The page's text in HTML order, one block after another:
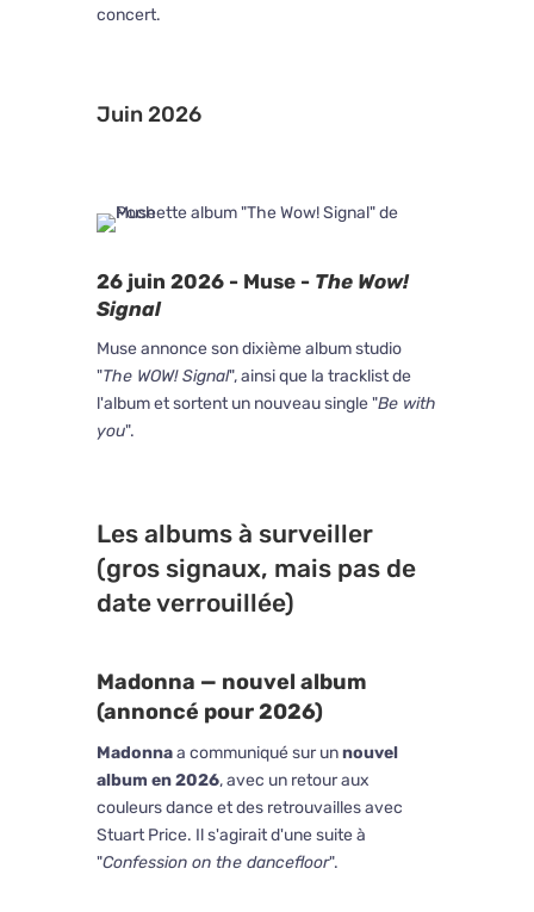
concert.
Juin 2026
26 juin 2026 - Muse - The Wow!
Signal
Muse annonce son dixième album studio
"The WOW! Signal", ainsi que la tracklist de
l'album et sortent un nouveau single "Be with
you".
Les albums à surveiller
(gros signaux, mais pas de
date verrouillée)
Madonna — nouvel album
(annoncé pour 2026)
Madonnaa communiqué sur unnouvel
album en 2026, avec un retour aux
couleurs dance et des retrouvailles avec
Stuart Price. Il s'agirait d'une suite à
"Confession on the dancefloor".